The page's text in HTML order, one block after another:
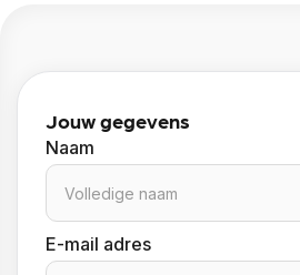
Jouw gegevens
Naam
E-mail adres